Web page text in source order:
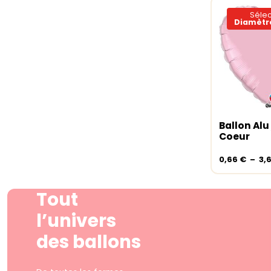
Choix
Ballon
Coeur
0,66 € –
Tout
l’univers
des ballons